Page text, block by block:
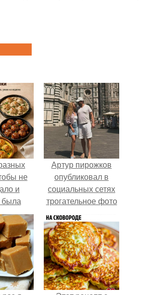
не
и
была
Артур пирожков
опубликовал в
социальных сетях
трогательное фото
с супругой
Анжеликой,
сделанное во
время их недавнего
путешествия в
Италию.